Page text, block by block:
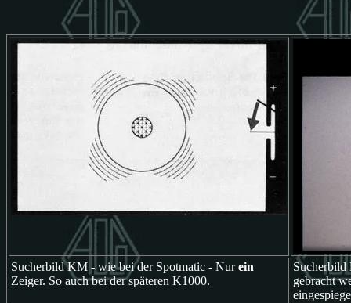
Sucherbild KM - wie bei der Spotmatic - Nurein
Zeiger. So auch bei der späteren K1000.
Sucherbild
gebracht